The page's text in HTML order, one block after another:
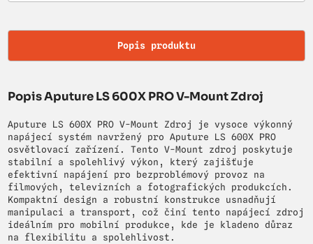
Popis produktu
Popis Aputure LS 600X PRO V-Mount Zdroj
Aputure LS 600X PRO V-Mount Zdroj je vysoce výkonný
napájecí systém navržený pro Aputure LS 600X PRO
osvětlovací zařízení. Tento V-Mount zdroj poskytuje
stabilní a spolehlivý výkon, který zajišťuje
efektivní napájení pro bezproblémový provoz na
filmových, televizních a fotografických produkcích.
Kompaktní design a robustní konstrukce usnadňují
manipulaci a transport, což činí tento napájecí zdroj
ideálním pro mobilní produkce, kde je kladeno důraz
na flexibilitu a spolehlivost.